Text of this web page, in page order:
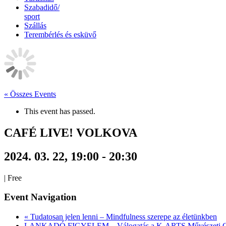
Szabadidő/
sport
Szállás
Terembérlés és esküvő
« Összes Events
This event has passed.
CAFÉ LIVE! VOLKOVA
2024. 03. 22, 19:00 - 20:30
| Free
Event Navigation
« Tudatosan jelen lenni – Mindfulness szerepe az életünkben